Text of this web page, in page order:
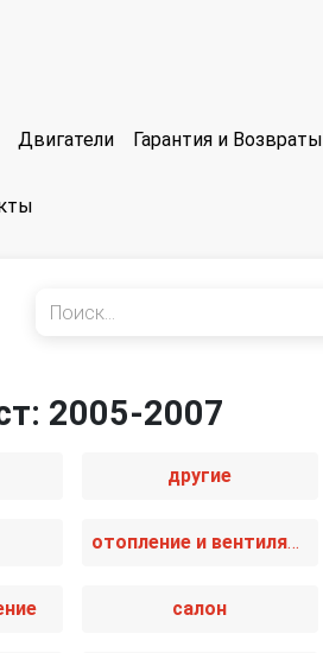
Двигатели Гарантия и Возвраты
2005-2007
другие
отопление и вентиляция
салон